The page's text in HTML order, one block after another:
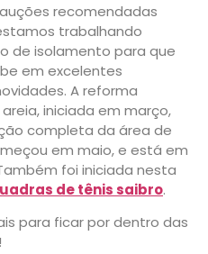
recomendadas
trabalhando
de isolamento para que
em excelentes
A reforma
iniciada em março,
completa da área de
em maio, e está em
foi iniciada nesta
de tênis saibro.
para ficar por dentro das